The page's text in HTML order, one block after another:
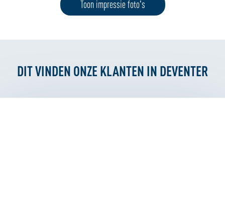
Toon impressie foto's
DIT VINDEN ONZE KLANTEN IN DEVENTER